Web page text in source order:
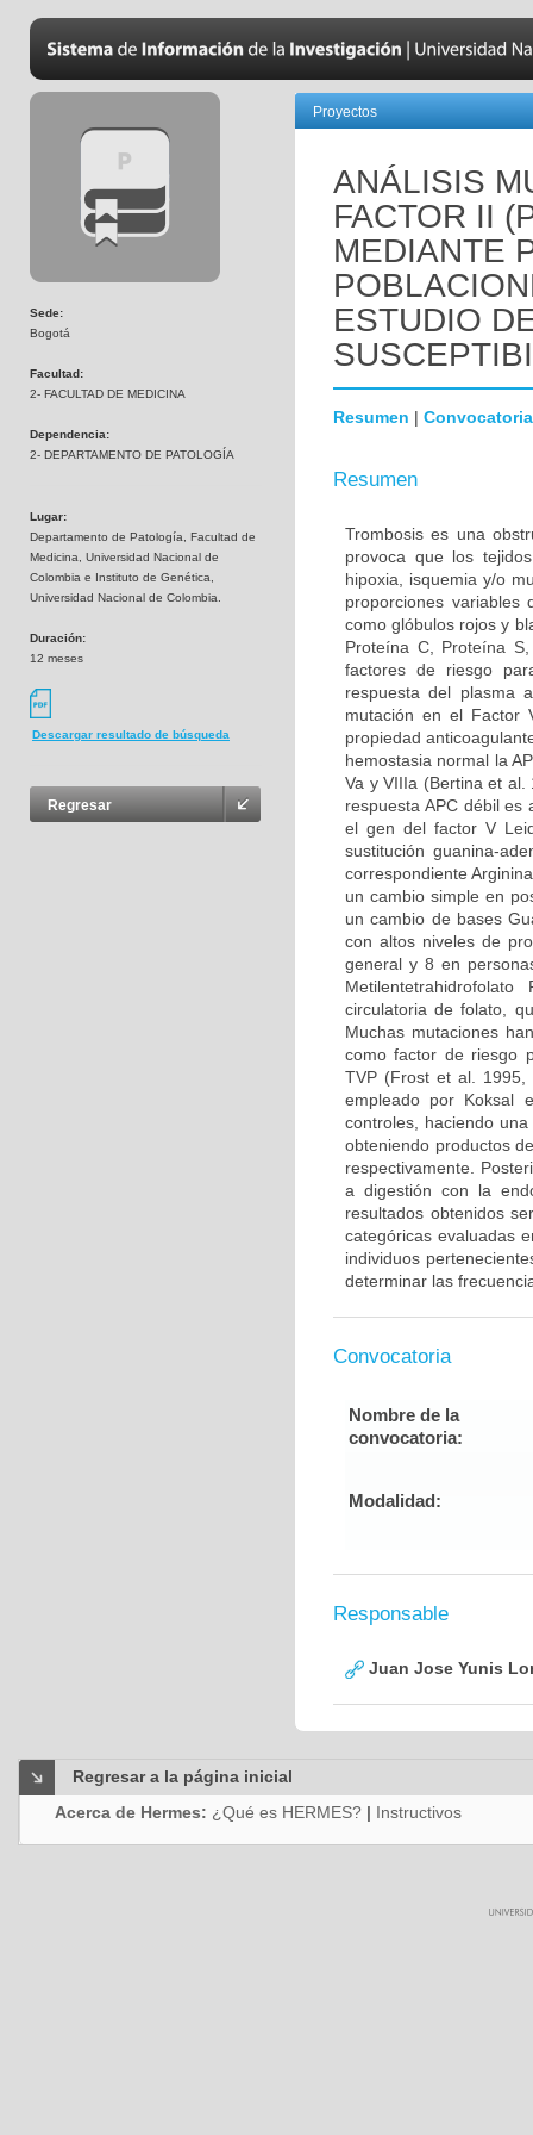
Sede:
Bogotá
Facultad:
2- FACULTAD DE MEDICINA
Dependencia:
2- DEPARTAMENTO DE PATOLOGÍA
Lugar:
Departamento de Patología, Facultad de
Medicina, Universidad Nacional de
Colombia e Instituto de Genética,
Universidad Nacional de Colombia.
Duración:
12 meses
Descargar resultado de búsqueda
Regresar
Proyectos
ANÁLISIS
FACTOR II
MEDIANTE
ESTUDIO
Resumen | Convocatoria
Resumen
Trombosis es una
provoca que los
hipoxia, isquemia y/o
proporciones variables
como glóbulos rojos y
Proteína C, Proteína
factores de riesgo
respuesta del plasma
mutación en el Factor
propiedad
hemostasia normal la
Va y VIIIa (Bertina et
respuesta APC débil es
el gen del factor V
sustitución guanina-
correspondiente
un cambio simple en
un cambio de bases
con altos niveles de
general y 8 en
circulatoria de folato,
Muchas mutaciones
como factor de riesgo
TVP (Frost et al. 1995,
empleado por Koksal
controles, haciendo
obteniendo productos
respectivamente.
a digestión con la
resultados obtenidos
categóricas evaluadas
individuos
determinar las
Convocatoria
Nombre de la
convocatoria:
Modalidad:
Responsable
Juan Jose Yunis
Regresar a la página inicial
Acerca de Hermes: ¿Qué es HERMES? | Instructivos